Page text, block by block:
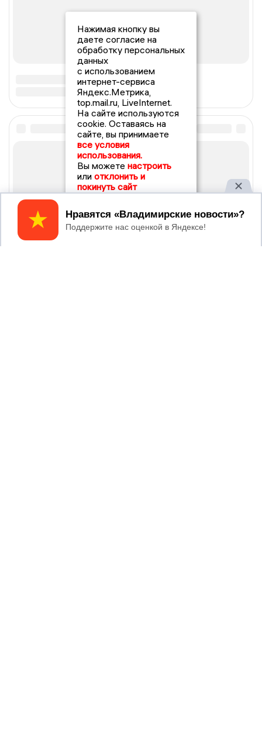
Нажимая кнопку вы
даете согласие на
обработку персональных
данных
с использованием
интернет-сервиса
Яндекс.Метрика,
top.mail.ru, LiveInternet.
На сайте используются
cookie. Оставаясь на
сайте, вы принимаете
все условия
использования.
Вы можете настроить
или отклонить и
покинуть сайт
Принять